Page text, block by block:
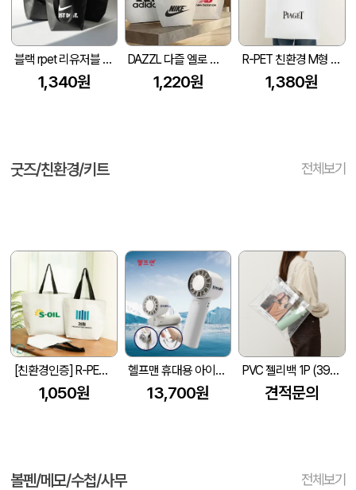
블랙 rpet 리유저블 가방 (소, 중, 대)
1,340원
DAZZL 다즐 엘로 리유저블백1P -블랙라미네이트 안감- (S/M/L)
1,220원
R-PET 친환경 M형 리유저블백 (450x150x400mm)
1,380원
굿즈/친환경/키트 전체보기
[친환경인증] R-PET 고밀도 리유저블백 (검정내피/170g)(S~XL)
1,050원
헬프맨 휴대용 아이스쿨링 선풍기
13,700원
PVC 젤리백 1P (390x300mm)
견적문의
볼펜/메모/수첩/사무 전체보기